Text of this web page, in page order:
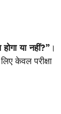
या नहीं?”।
केवल परीक्षा